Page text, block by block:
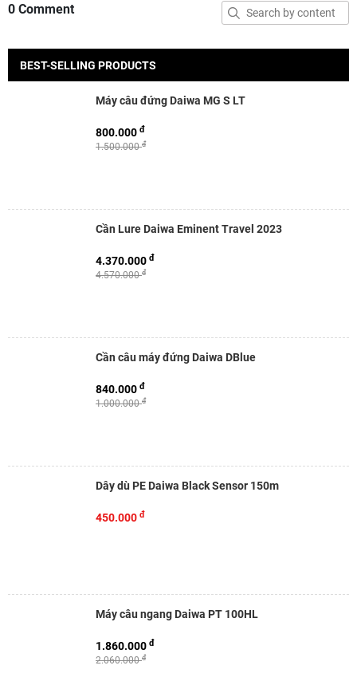
0 Comment
BEST-SELLING PRODUCTS
Máy câu đứng Daiwa MG S LT
1.500.000đ
800.000 đ
Cần Lure Daiwa Eminent Travel 2023
4.570.000đ
4.370.000 đ
Cần câu máy đứng Daiwa DBlue
1.000.000đ
840.000 đ
Dây dù PE Daiwa Black Sensor 150m
450.000 đ
Máy câu ngang Daiwa PT 100HL
2.060.000đ
1.860.000 đ